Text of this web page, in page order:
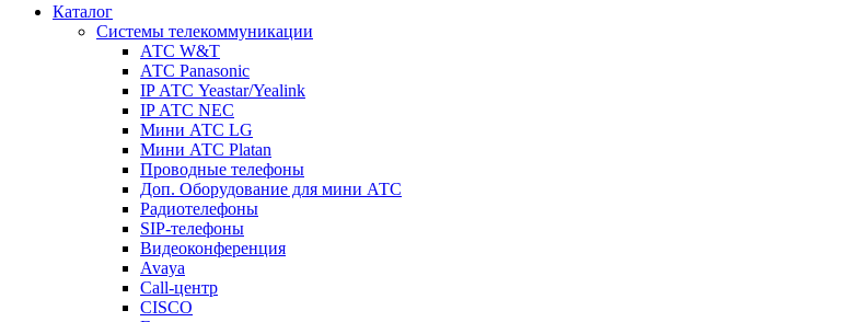
Каталог
Системы телекоммуникации
АТС W&T
АТС Panasonic
IP АТС Yeastar/Yealink
IP АТС NEC
Мини АТС LG
Мини АТС Platan
Проводные телефоны
Доп. Оборудование для мини АТС
Радиотелефоны
SIP-телефоны
Видеоконференция
Avaya
Call-центр
CISCO